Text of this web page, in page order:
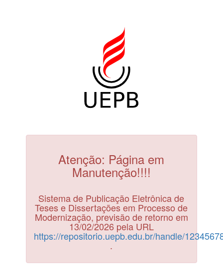
Atenção: Página em
Manutenção!!!!
Sistema de Publicação Eletrônica de
Teses e Dissertações em Processo de
Modernização, previsão de retorno em
13/02/2026 pela URL
https://repositorio.uepb.edu.br/handle/
.